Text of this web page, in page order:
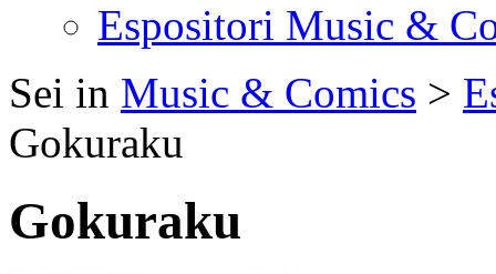
Espositori Music &
Sei in Music & Comics >
Gokuraku
Gokuraku